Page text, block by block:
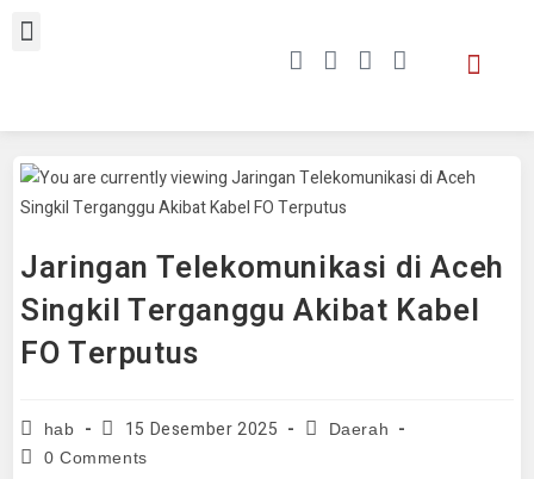
Jaringan Telekomunikasi di Aceh
Singkil Terganggu Akibat Kabel
FO Terputus
hab 15 Desember 2025
Daerah
0 Comments